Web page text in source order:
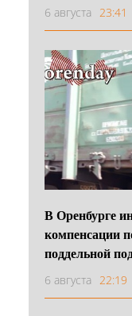
6 августа 23:41
В Оренбурге
компенсации
поддельной
6 августа 22:19